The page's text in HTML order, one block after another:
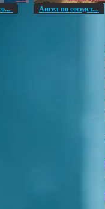
Ангел по соседст...